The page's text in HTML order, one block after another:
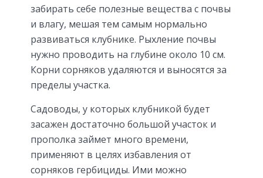
забирать себе полезные вещества с почвы
и влагу, мешая тем самым нормально
развиваться клубнике. Рыхление почвы
нужно проводить на глубине около 10 см.
Корни сорняков удаляются и выносятся за
пределы участка.
Садоводы, у которых клубникой будет
засажен достаточно большой участок и
прополка займет много времени,
применяют в целях избавления от
сорняков гербициды. Ими можно